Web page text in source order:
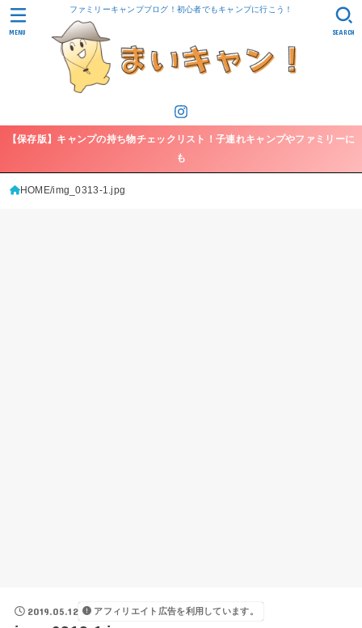
ファミリーキャンプブログ！初心者でもキャンプに行こう！
SEARCH
MENU
【保存版】キャンプの持ち物チェックリスト！子連れキャンプやファミリーに
も
HOME img_0313-1.jpg
2019.05.12 アフィリエイト広告を利用しています。